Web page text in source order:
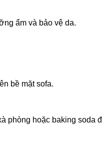
ẩm và bảo vệ da.
bề mặt sofa.
phòng hoặc baking soda